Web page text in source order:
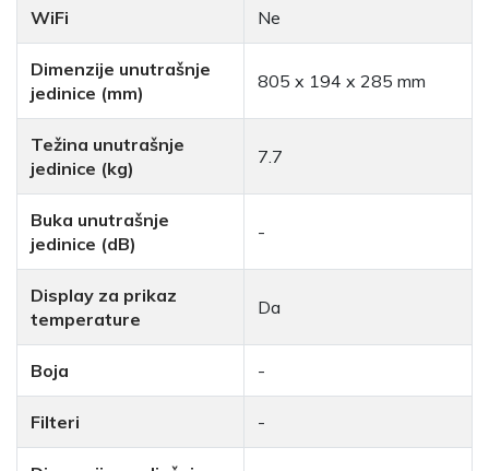
WiFi Ne
Dimenzije unutrašnje
jedinice (mm)
805 x 194 x 285 mm
Težina unutrašnje
jedinice (kg)
7.7
Buka unutrašnje
jedinice (dB)
-
Display za prikaz
temperature
Da
Boja -
Filteri -